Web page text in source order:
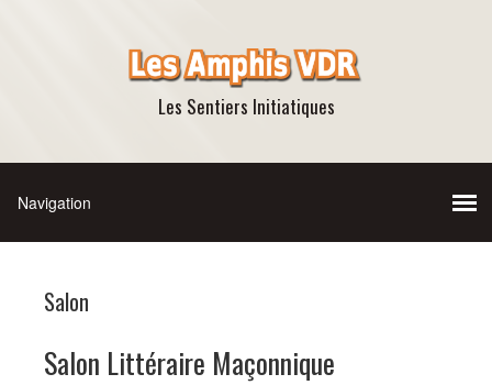
Les Sentiers Initiatiques
Salon
Salon Littéraire Maçonnique